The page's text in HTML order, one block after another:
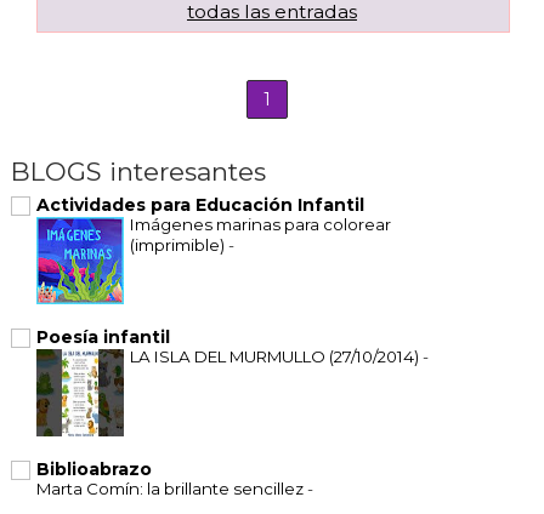
todas las entradas
1
BLOGS interesantes
Actividades para Educación Infantil
Imágenes marinas para colorear
(imprimible) -
Poesía infantil
LA ISLA DEL MURMULLO (27/10/2014) -
Biblioabrazo
Marta Comín: la brillante sencillez-